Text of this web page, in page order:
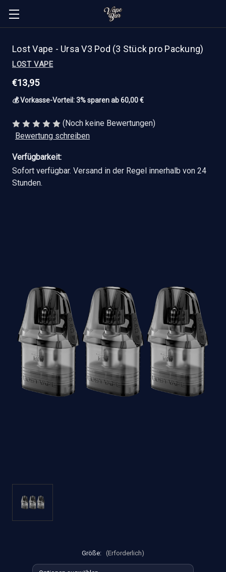
Lost Vape - Ursa V3 Pod (3 Stück pro Packung)
LOST VAPE
€13,95
💰 Vorkasse-Vorteil: 3% sparen ab 60,00 €
(Noch keine Bewertungen)
Bewertung schreiben
Verfügbarkeit:
Sofort verfügbar. Versand in der Regel innerhalb von 24
Stunden.
Größe: (Erforderlich)